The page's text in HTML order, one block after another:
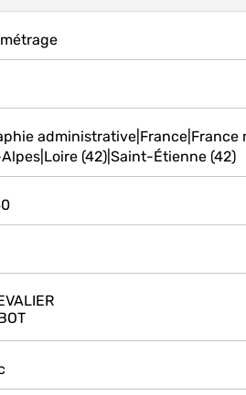
(42)|Saint-Étienne (42)